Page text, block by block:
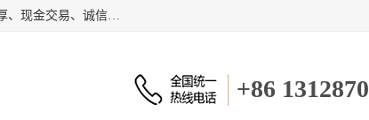
深圳市宝安区诚芯源电子商行主要经营：回收富士IGBT、回收三菱IGBT、回收英飞凌IGBT。本公司资金雄厚、现金交易、诚信待人，经过不断的探索和发展，已形成完善的评估、采购，从而为客户提供快捷价优的库存处理服务，迅速为客户消化库存，回笼资金。
+86